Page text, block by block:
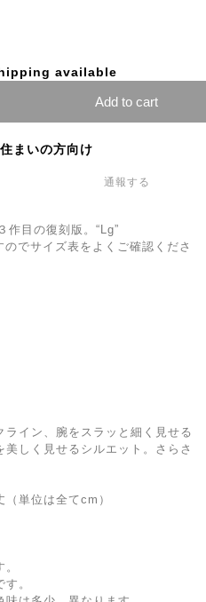
available
Add to cart
まいの方向け
通報する
作目の復刻版。“Lg”
でサイズ表をよくご確認くださ
イン、腕をスラッと細く見せる
しく見せるシルエット。さらさ
単位は全てcm）
。